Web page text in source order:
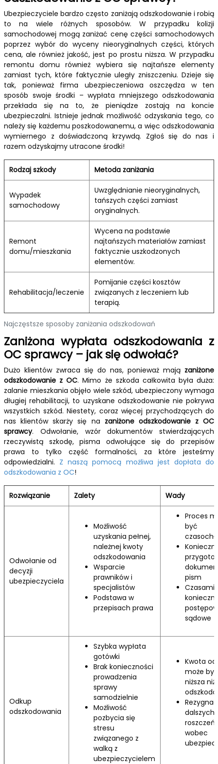
Ubezpieczyciele bardzo często zaniżają odszkodowanie i robią
to na wiele różnych sposobów. W przypadku kolizji
samochodowej mogą zaniżać cenę części samochodowych
poprzez wybór do wyceny nieoryginalnych części, których
cena, ale również jakość, jest po prostu niższa. W przypadku
remontu domu również wybiera się najtańsze elementy
zamiast tych, które faktycznie uległy zniszczeniu. Dzieje się
tak, ponieważ firma ubezpieczeniowa oszczędza w ten
sposób swoje środki – wypłata mniejszego odszkodowania
przekłada się na to, że pieniądze zostają na koncie
ubezpieczalni. Istnieje jednak możliwość odzyskania tego, co
należy się każdemu poszkodowanemu, a więc odszkodowania
wymiernego z doświadczoną krzywdą. Zgłoś się do nas i
razem odzyskajmy utracone środki!
Najczęstsze sposoby zaniżania odszkodowań
Rodzaj szkody Metoda zaniżania
Wypadek
samochodowy
Uwzględnianie nieoryginalnych,
tańszych części zamiast
oryginalnych.
Remont
domu/mieszkania
Wycena na podstawie
najtańszych materiałów zamiast
faktycznie uszkodzonych
elementów.
Rehabilitacja/leczenie
Pomijanie części kosztów
związanych z leczeniem lub
terapią.
Zaniżona wypłata odszkodowania z
OC sprawcy – jak się odwołać?
Dużo klientów zwraca się do nas, ponieważ mają zaniżone
odszkodowanie z OC. Mimo że szkoda całkowita była duża:
zalanie mieszkania objęło wiele szkód, ubezpieczony wymaga
długiej rehabilitacji, to uzyskane odszkodowanie nie pokrywa
wszystkich szkód. Niestety, coraz więcej przychodzących do
nas klientów skarży się na zaniżone odszkodowanie z OC
sprawcy. Odwołanie, wzór dokumentów stwierdzających
rzeczywistą szkodę, pisma odwołujące się do przepisów
prawa to tylko część formalności, za które jesteśmy
odpowiedzialni. Z naszą pomocą możliwa jest dopłata do
odszkodowania z OC!
Rozwiązanie Zalety Wady
Odwołanie od
decyzji
ubezpieczyciela
Możliwość
uzyskania pełnej,
należnej kwoty
odszkodowania
Wsparcie
prawników i
specjalistów
Podstawa w
przepisach prawa
Proces
być
pism
Czasami
sądowe
Odkup
odszkodowania
Szybka wypłata
gotówki
Brak konieczności
prowadzenia
sprawy
samodzielnie
Możliwość
pozbycia się
stresu
związanego z
walką z
ubezpieczycielem
Kwota
może być
niższa niż
dalszych
roszczeń
wobec